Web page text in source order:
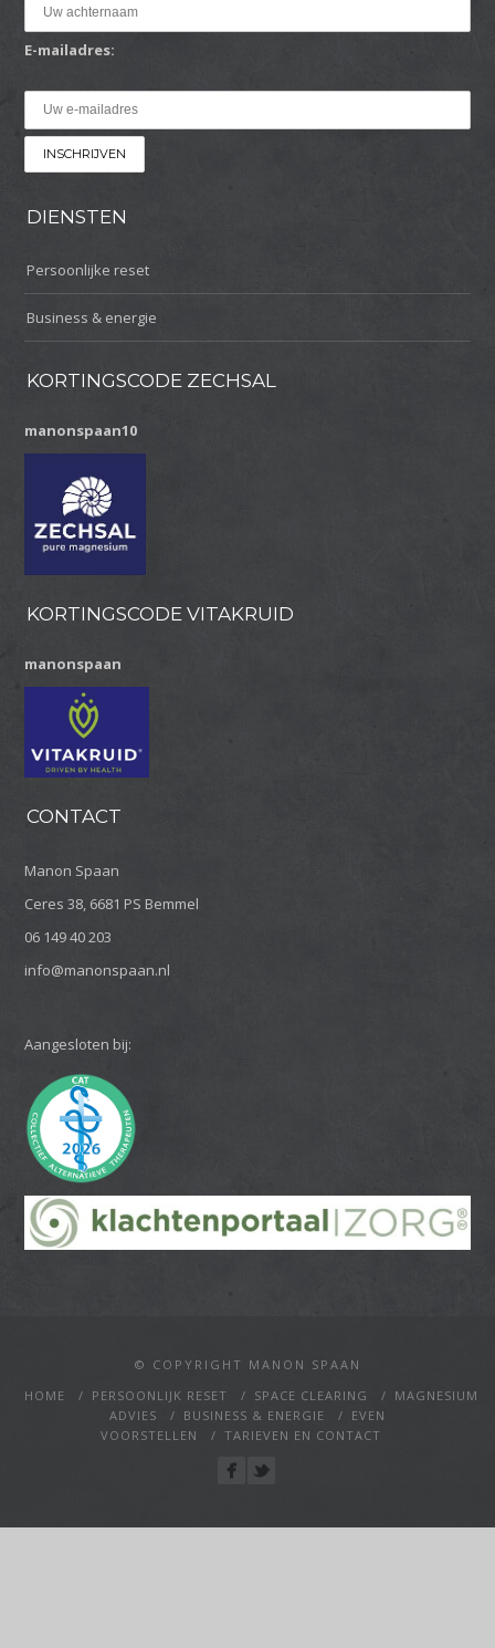
E-mailadres:
DIENSTEN
Persoonlijke reset
Business & energie
KORTINGSCODE ZECHSAL
manonspaan10
KORTINGSCODE VITAKRUID
manonspaan
CONTACT
Manon Spaan
Ceres 38, 6681 PS Bemmel
06 149 40 203
info@manonspaan.nl
Aangesloten bij:
© COPYRIGHT MANON SPAAN
HOME
PERSOONLIJK RESET SPACE CLEARING
MAGNESIUM
ADVIES
BUSINESS & ENERGIE
EVEN
VOORSTELLEN
TARIEVEN EN CONTACT